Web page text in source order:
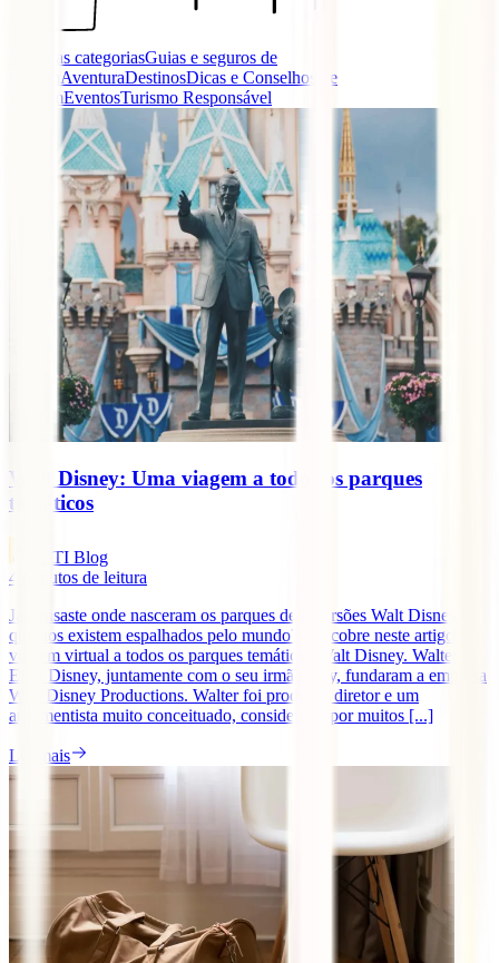
Todas as categoriasGuias e seguros de
AventuraDestinosDicas e Conselhos de
ViagemEventosTurismo Responsável
Walt Disney: Uma viagem a todos os parques
temáticos
IATI Blog
4
minutos de leitura
Já pensaste onde nasceram os parques de diversões Walt Disney e
quantos existem espalhados pelo mundo? Descobre neste artigo
viagem virtual a todos os parques temáticos Walt Disney. Walter
Elias Disney, juntamente com o seu irmão Roy, fundaram a empresa
Walt Disney Productions. Walter foi produtor, diretor e um
argumentista muito conceituado, considerado por muitos [...]
Ler mais